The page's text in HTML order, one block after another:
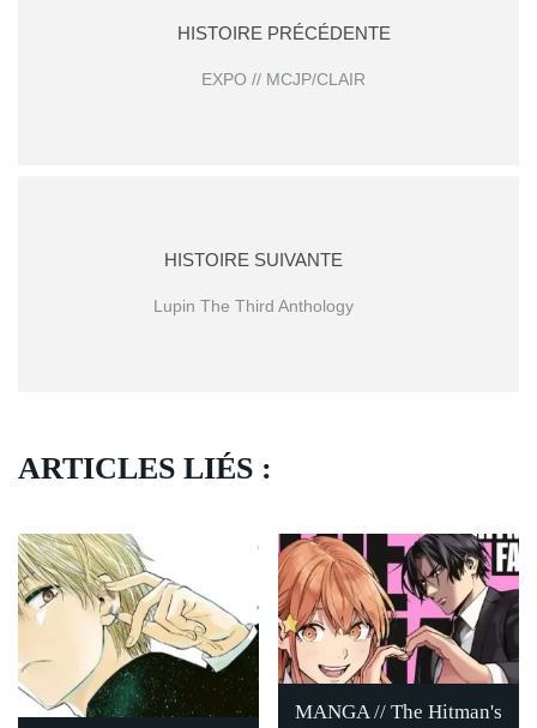
HISTOIRE PRÉCÉDENTE
EXPO // MCJP/CLAIR
HISTOIRE SUIVANTE
Lupin The Third Anthology
ARTICLES LIÉS :
MANGA // The Hitman's